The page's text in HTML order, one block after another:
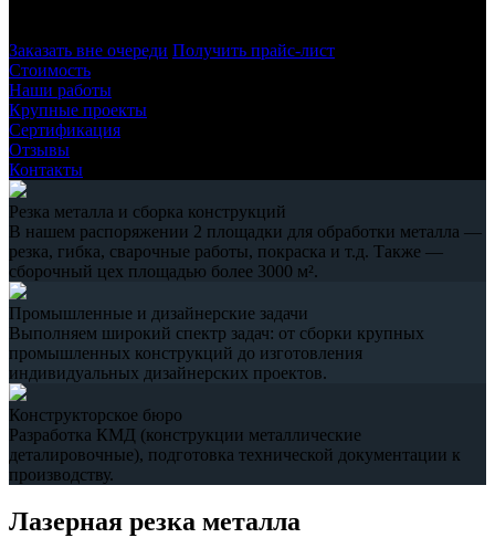
Заказать вне очереди Получить прайс-лист
Стоимость
Наши работы
Крупные проекты
Сертификация
Отзывы
Контакты
Резка металла и сборка конструкций
В нашем распоряжении 2 площадки для обработки металла —
резка, гибка, сварочные работы, покраска и т.д. Также —
сборочный цех площадью более 3000 м².
Промышленные и дизайнерские задачи
Выполняем широкий спектр задач: от сборки крупных
промышленных конструкций до изготовления
индивидуальных дизайнерских проектов.
Конструкторское бюро
Разработка КМД (конструкции металлические
деталировочные), подготовка технической документации к
производству.
Лазерная резка металла